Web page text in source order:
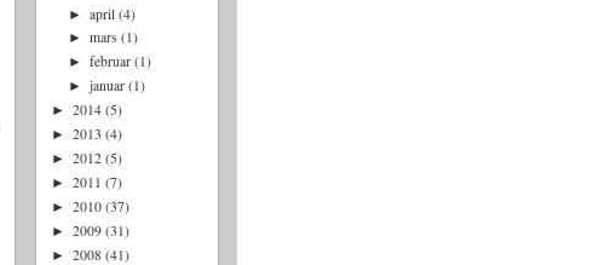
►april(4)
►mars(1)
►februar(1)
►januar(1)
► 2014 (5)
► 2013 (4)
► 2012 (5)
► 2011 (7)
► 2010 (37)
► 2009 (31)
► 2008 (41)